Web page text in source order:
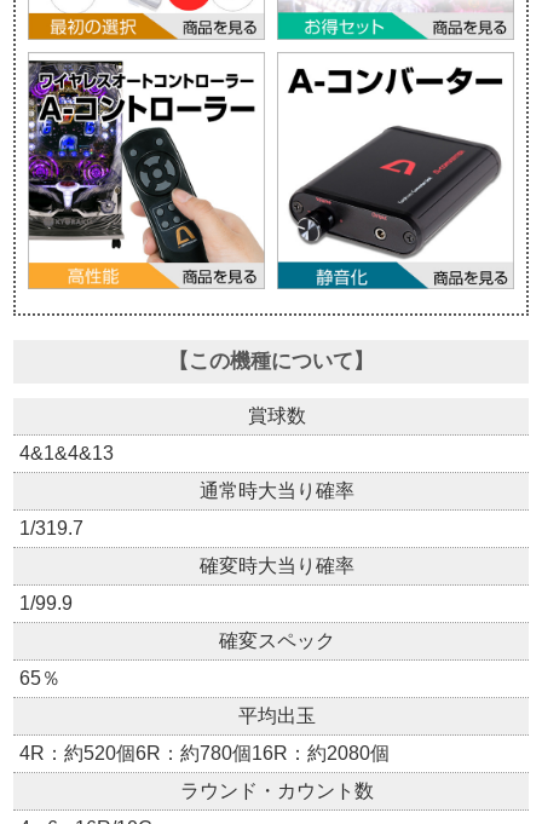
【この機種について】
賞球数
4&1&4&13
通常時大当り確率
1/319.7
確変時大当り確率
1/99.9
確変スペック
65％
平均出玉
4R：約520個6R：約780個16R：約2080個
ラウンド・カウント数